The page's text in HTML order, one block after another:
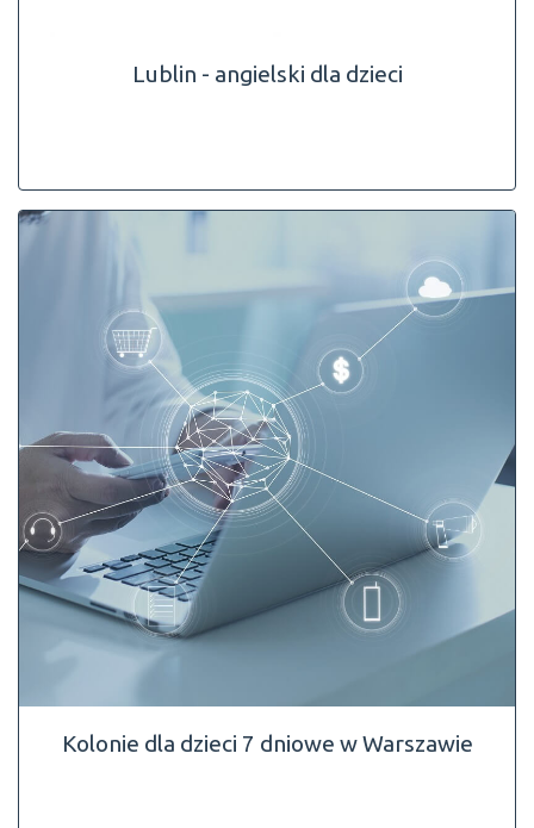
Lublin - angielski dla dzieci
Kolonie dla dzieci 7 dniowe w Warszawie